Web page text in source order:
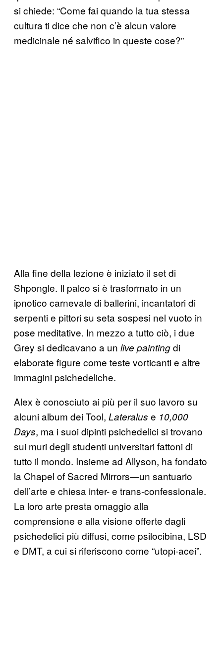
si chiede: “Come fai quando la tua stessa
cultura ti dice che non c’è alcun valore
medicinale né salvifico in queste cose?”
Alla fine della lezione è iniziato il set di
Shpongle. Il palco si è trasformato in un
ipnotico carnevale di ballerini, incantatori di
serpenti e pittori su seta sospesi nel vuoto in
pose meditative. In mezzo a tutto ciò, i due
Grey si dedicavano a un live paintingdi
elaborate figure come teste vorticanti e altre
immagini psichedeliche.
Alex è conosciuto ai più per il suo lavoro su
alcuni album dei Tool, Lateralus e 10,000
Days, ma i suoi dipinti psichedelici si trovano
sui muri degli studenti universitari fattoni di
tutto il mondo. Insieme ad Allyson, ha fondato
la Chapel of Sacred Mirrors—un santuario
dell’arte e chiesa inter- e trans-confessionale.
La loro arte presta omaggio alla
comprensione e alla visione offerte dagli
psichedelici più diffusi, come psilocibina, LSD
e DMT, a cui si riferiscono come “utopi-acei”.